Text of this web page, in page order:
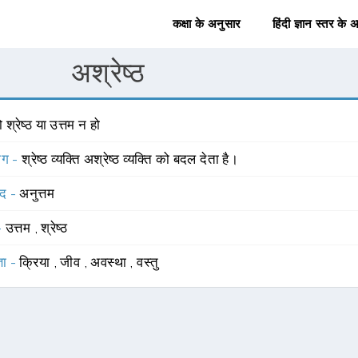
कक्षा के अनुसार हिंदी ज्ञान स्तर के
अश्रेष्ठ
श्रेष्ठ या उत्तम न हो
-श्रेष्ठ व्यक्ति अश्रेष्ठ व्यक्ति को बदल देता है।
-अनुत्तम
उत्तम ,श्रेष्ठ
-क्रिया ,जीव ,अवस्था ,वस्तु